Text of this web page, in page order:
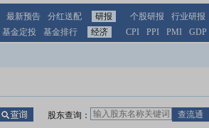
最新预告 分红送配 研报 个股研报 行业研报
基金定投 基金排行 经济 CPI PPI PMI GDP
股东查询：